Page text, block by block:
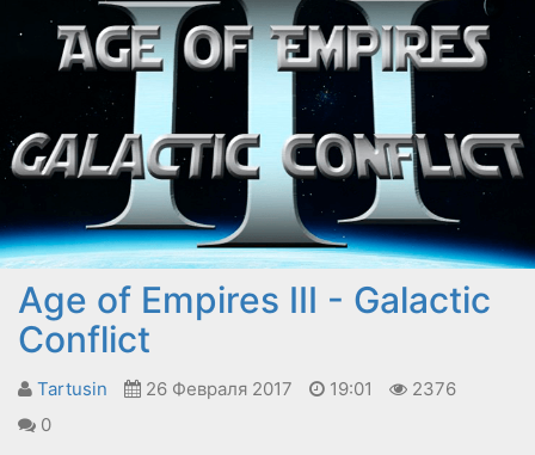
Age of Empires III - Galactic
Conflict
Tartusin 26 Февраля 2017 19:01
2376
0